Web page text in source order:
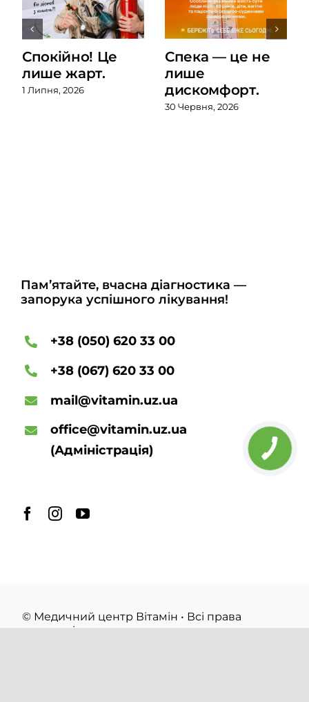
Спокійно! Це
лише жарт.
1 Липня, 2026
Спека — це не
лише
дискомфорт.
30 Червня, 2026
Пам’ятайте, вчасна діагностика —
запорука успішного лікування!
+38 (050) 620 33 00
+38 (067) 620 33 00
mail@vitamin.uz.ua
office@vitamin.uz.ua
(Адміністрація)
© Медичний центр Вітамін • Всі права
захищені
КНОПКА
ЗВ'ЯЗКУ